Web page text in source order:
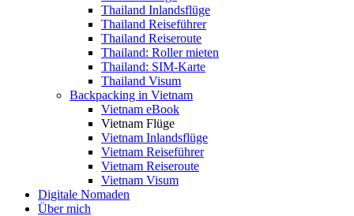
Thailand Inlandsflüge
Thailand Reiseführer
Thailand Reiseroute
Thailand: Roller mieten
Thailand: SIM-Karte
Thailand Visum
Backpacking in Vietnam
Vietnam eBook
Vietnam Flüge
Vietnam Inlandsflüge
Vietnam Reiseführer
Vietnam Reiseroute
Vietnam Visum
Digitale Nomaden
Über mich